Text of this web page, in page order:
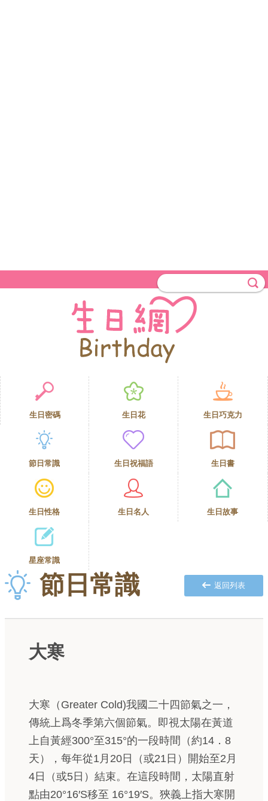
生日密碼 生日花 生日巧克力
節日常識 生日祝福語 生日書
生日性格 生日名人 生日故事
星座常識
節日常識 返回列表
大寒
大寒（Greater Cold)我國二十四節氣之一，
傳統上爲冬季第六個節氣。即視太陽在黃道
上自黃經300°至315°的一段時間（約14．8
天），每年從1月20日（或21日）開始至2月
4日（或5日）結束。在這段時間，太陽直射
點由20°16′S移至 16°19′S。狹義上指大寒開